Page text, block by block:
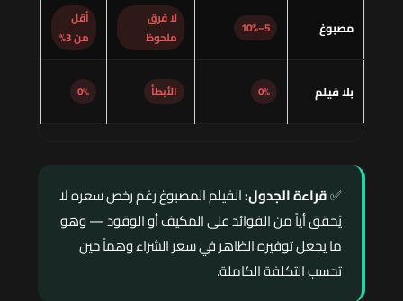
مصبوغ 5–10%
لا فرق
ملحوظ
أقل
من 3%
بلا فيلم 0% الأبطأ 0%
✅قراءة الجدول:الفيلم المصبوغ رغم رخص سعره لا
يُحقق أياً من الفوائد على المكيف أو الوقود — وهو
ما يجعل توفيره الظاهر في سعر الشراء وهماً حين
تحسب التكلفة الكاملة.